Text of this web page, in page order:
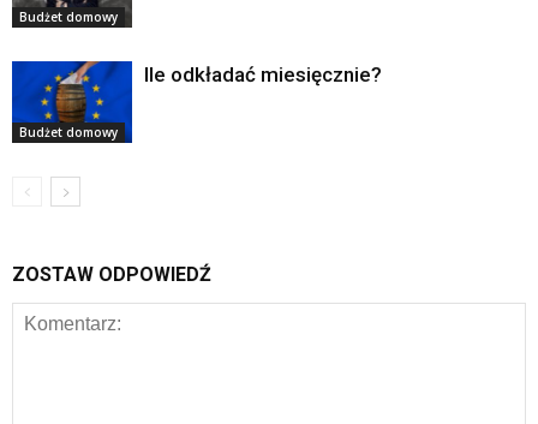
Budżet domowy
Budżet domowy
Ile odkładać miesięcznie?
ZOSTAW ODPOWIEDŹ